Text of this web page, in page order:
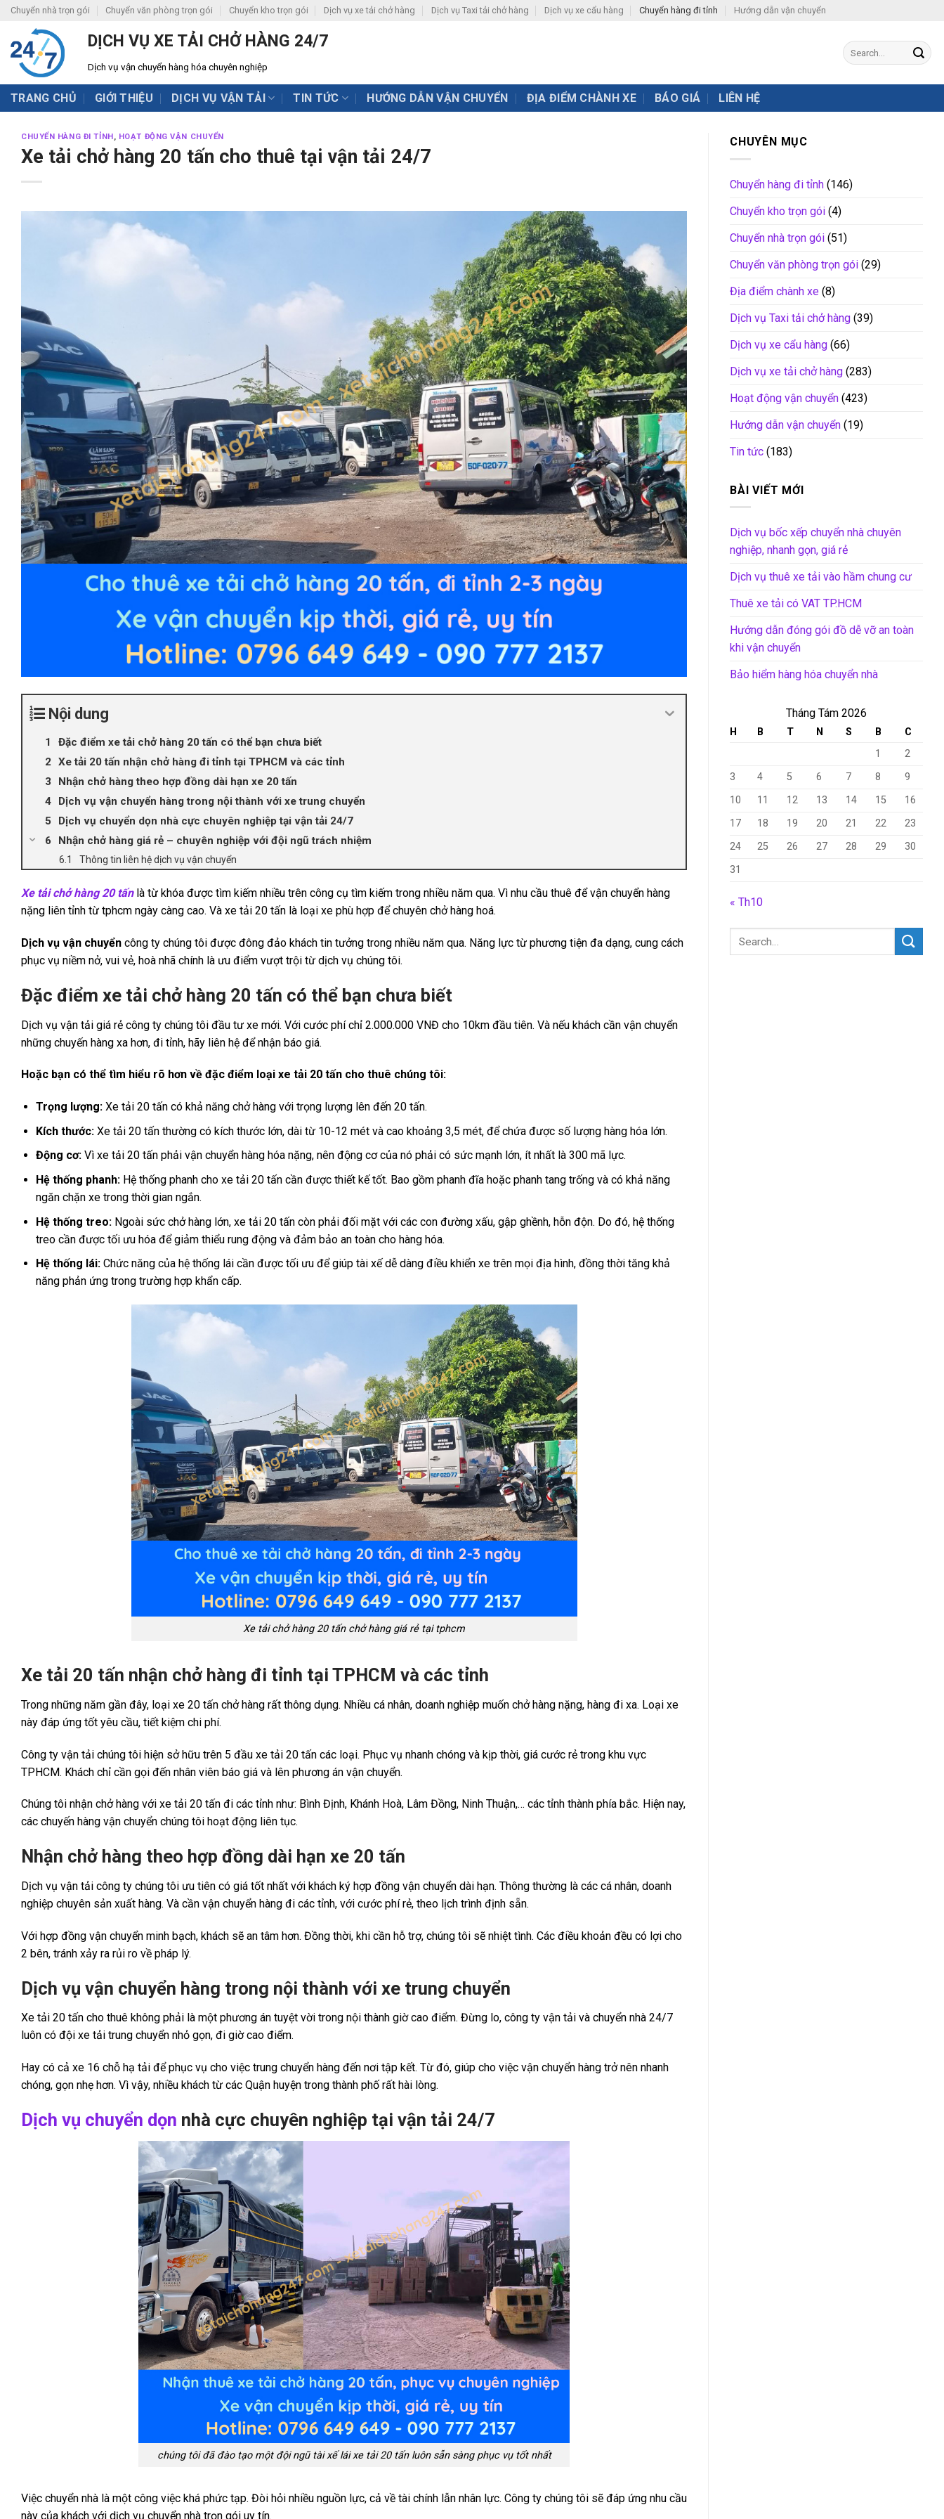
Skip
content
Chuyển nhà trọn gói Chuyển văn phòng trọn gói Chuyển kho trọn gói Dịch vụ xe tải chở hàng Dịch vụ Taxi tải chở hàng Dịch vụ xe cẩu hàng Chuyển hàng đi tỉnh Hướng dẫn vận chuyển
DỊCH VỤ XE TẢI CHỞ HÀNG 24/7
Dịch vụ vận chuyển hàng hóa chuyên nghiệp
TRANG CHỦ GIỚI THIỆU DỊCH VỤ VẬN TẢI TIN TỨC HƯỚNG DẪN VẬN CHUYỂN ĐỊA ĐIỂM CHÀNH XE BÁO GIÁ LIÊN HỆ
CHUYỂN HÀNG ĐI TỈNH, HOẠT ĐỘNG VẬN CHUYỂN
Xe tải chở hàng 20 tấn cho thuê tại vận tải 24/7
Nội dung
Đặc điểm xe tải chở hàng 20 tấn có thể bạn chưa biết
Xe tải 20 tấn nhận chở hàng đi tỉnh tại TPHCM và các tỉnh
Nhận chở hàng theo hợp đồng dài hạn xe 20 tấn
Dịch vụ vận chuyển hàng trong nội thành với xe trung chuyển
Dịch vụ chuyển dọn nhà cực chuyên nghiệp tại vận tải 24/7
Nhận chở hàng giá rẻ – chuyên nghiệp với đội ngũ trách nhiệm
Thông tin liên hệ dịch vụ vận chuyển
Xe tải chở hàng 20 tấnlà từ khóa được tìm kiếm nhiều trên công cụ tìm kiếm trong nhiều năm qua. Vì nhu cầu thuê để vận chuyển hàng
nặng liên tỉnh từ tphcm ngày càng cao. Và xe tải 20 tấn là loại xe phù hợp để chuyên chở hàng hoá.
Dịch vụ vận chuyển công ty chúng tôi được đông đảo khách tin tưởng trong nhiều năm qua. Năng lực từ phương tiện đa dạng, cung cách
phục vụ niềm nở, vui vẻ, hoà nhã chính là ưu điểm vượt trội từ dịch vụ chúng tôi.
Đặc điểm xe tải chở hàng 20 tấn có thể bạn chưa biết
Dịch vụ vận tải giá rẻ công ty chúng tôi đầu tư xe mới. Với cước phí chỉ 2.000.000 VNĐ cho 10km đầu tiên. Và nếu khách cần vận chuyển
những chuyến hàng xa hơn, đi tỉnh, hãy liên hệ để nhận báo giá.
Hoặc bạn có thể tìm hiểu rõ hơn về đặc điểm loại xe tải 20 tấn cho thuê chúng tôi:
Trọng lượng:Xe tải 20 tấn có khả năng chở hàng với trọng lượng lên đến 20 tấn.
Kích thước: Xe tải 20 tấn thường có kích thước lớn, dài từ 10-12 mét và cao khoảng 3,5 mét, để chứa được số lượng hàng hóa lớn.
Động cơ: Vì xe tải 20 tấn phải vận chuyển hàng hóa nặng, nên động cơ của nó phải có sức mạnh lớn, ít nhất là 300 mã lực.
Hệ thống phanh:Hệ thống phanh cho xe tải 20 tấn cần được thiết kế tốt. Bao gồm phanh đĩa hoặc phanh tang trống và có khả năng
ngăn chặn xe trong thời gian ngắn.
Hệ thống treo:Ngoài sức chở hàng lớn, xe tải 20 tấn còn phải đối mặt với các con đường xấu, gập ghềnh, hỗn độn. Do đó, hệ thống
treo cần được tối ưu hóa để giảm thiểu rung động và đảm bảo an toàn cho hàng hóa.
Hệ thống lái: Chức năng của hệ thống lái cần được tối ưu để giúp tài xế dễ dàng điều khiển xe trên mọi địa hình, đồng thời tăng khả
năng phản ứng trong trường hợp khẩn cấp.
Xe tải chở hàng 20 tấn chở hàng giá rẻ tại tphcm
Xe tải 20 tấn nhận chở hàng đi tỉnh tại TPHCM và các tỉnh
Trong những năm gần đây, loại xe 20 tấn chở hàng rất thông dụng. Nhiều cá nhân, doanh nghiệp muốn chở hàng nặng, hàng đi xa. Loại xe
này đáp ứng tốt yêu cầu, tiết kiệm chi phí.
Công ty vận tải chúng tôi hiện sở hữu trên 5 đầu xe tải 20 tấn các loại. Phục vụ nhanh chóng và kịp thời, giá cước rẻ trong khu vực
TPHCM. Khách chỉ cần gọi đến nhân viên báo giá và lên phương án vận chuyển.
Chúng tôi nhận chở hàng với xe tải 20 tấn đi các tỉnh như: Bình Định, Khánh Hoà, Lâm Đồng, Ninh Thuận,… các tỉnh thành phía bắc. Hiện nay,
các chuyến hàng vận chuyển chúng tôi hoạt động liên tục.
Nhận chở hàng theo hợp đồng dài hạn xe 20 tấn
Dịch vụ vận tải công ty chúng tôi ưu tiên có giá tốt nhất với khách ký hợp đồng vận chuyển dài hạn. Thông thường là các cá nhân, doanh
nghiệp chuyên sản xuất hàng. Và cần vận chuyển hàng đi các tỉnh, với cước phí rẻ, theo lịch trình định sẵn.
Với hợp đồng vận chuyển minh bạch, khách sẽ an tâm hơn. Đồng thời, khi cần hỗ trợ, chúng tôi sẽ nhiệt tình. Các điều khoản đều có lợi cho
2 bên, tránh xảy ra rủi ro về pháp lý.
Dịch vụ vận chuyển hàng trong nội thành với xe trung chuyển
Xe tải 20 tấn cho thuê không phải là một phương án tuyệt vời trong nội thành giờ cao điểm. Đừng lo, công ty vận tải và chuyển nhà 24/7
luôn có đội xe tải trung chuyển nhỏ gọn, đi giờ cao điểm.
Hay có cả xe 16 chỗ hạ tải để phục vụ cho việc trung chuyển hàng đến nơi tập kết. Từ đó, giúp cho việc vận chuyển hàng trở nên nhanh
chóng, gọn nhẹ hơn. Vì vậy, nhiều khách từ các Quận huyện trong thành phố rất hài lòng.
Dịch vụ chuyển dọn nhà cực chuyên nghiệp tại vận tải 24/7
chúng tôi đã đào tạo một đội ngũ tài xế lái xe tải 20 tấn luôn sẵn sàng phục vụ tốt nhất
Việc chuyển nhà là một công việc khá phức tạp. Đòi hỏi nhiều nguồn lực, cả về tài chính lẫn nhân lực. Công ty chúng tôi sẽ đáp ứng nhu cầu
này của khách với dịch vụ chuyển nhà trọn gói uy tín.
CHUYÊN MỤC
Chuyển hàng đi tỉnh (146)
Chuyển kho trọn gói (4)
Chuyển nhà trọn gói (51)
Chuyển văn phòng trọn gói (29)
Địa điểm chành xe (8)
Dịch vụ Taxi tải chở hàng (39)
Dịch vụ xe cẩu hàng (66)
Dịch vụ xe tải chở hàng (283)
Hoạt động vận chuyển (423)
Hướng dẫn vận chuyển (19)
Tin tức (183)
BÀI VIẾT MỚI
Dịch vụ bốc xếp chuyển nhà chuyên
nghiệp, nhanh gọn, giá rẻ
Dịch vụ thuê xe tải vào hầm chung cư
Thuê xe tải có VAT TP.HCM
Hướng dẫn đóng gói đồ dễ vỡ an toàn
khi vận chuyển
Bảo hiểm hàng hóa chuyển nhà
Tháng Tám 2026
H B T N S B
C
1
2
3
4 5 6 7 8
9
10
11 12 13 14 15
16
17
18 19 20 21 22
23
24
25 26 27 28 29
30
31
« Th10